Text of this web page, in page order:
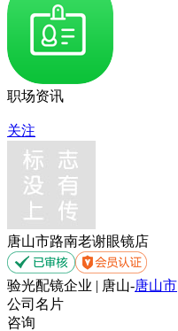
职场资讯
关注
唐山市路南老谢眼镜店
验光配镜企业 | 唐山-唐山市
公司名片
咨询